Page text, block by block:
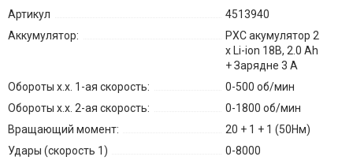
Артикул
4513940
Аккумулятор:
PXC акумулятор 2
x Li-ion 18В, 2.0 Ah
+ Зарядне 3 А
Обороты х.х. 1-ая скорость:
0-500 об/мин
Обороты х.х. 2-ая скорость:
0-1800 об/мин
Вращающий момент:
20 + 1 + 1 (50Нм)
Удары (скорость 1)
0-8000